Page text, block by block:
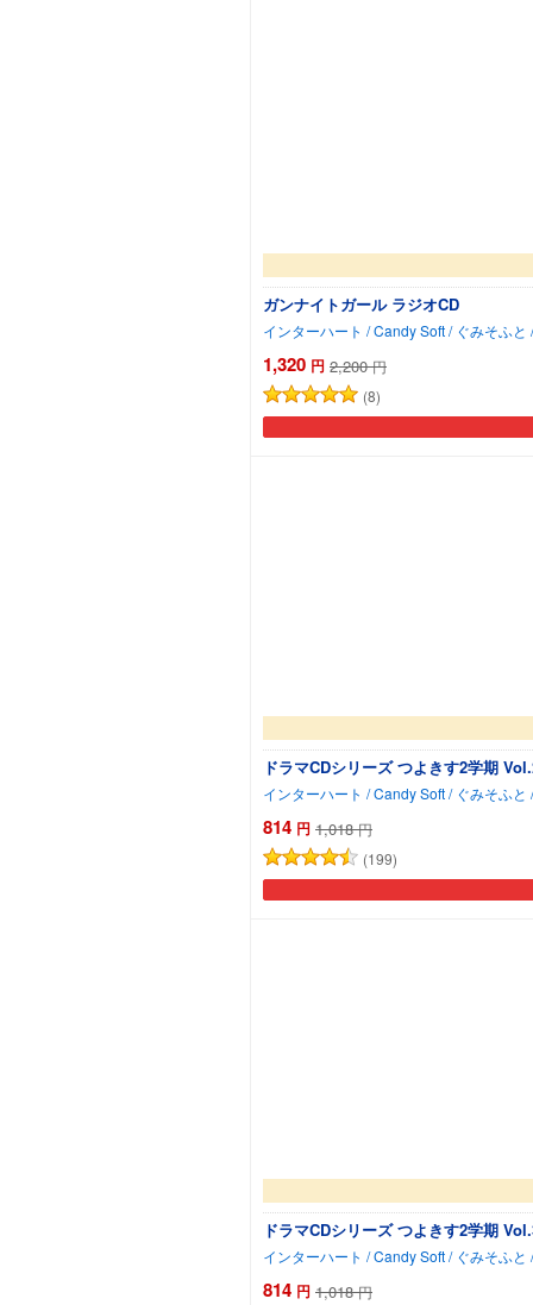
ガンナイトガール ラジオCD
1,320 円 2,200 円
(8)
ドラマCDシリーズ つよきす2学期
814 円 1,018 円
(199)
ドラマCDシリーズ つよきす2学期
814 円 1,018 円